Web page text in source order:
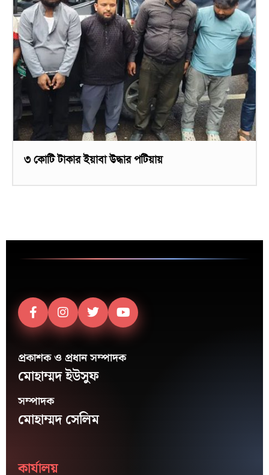
৩ কোটি টাকার ইয়াবা উদ্ধার পটিয়ায়
প্রকাশক ও প্রধান সম্পাদক
মোহাম্মদ ইউসুফ
সম্পাদক
মোহাম্মদ সেলিম
কার্যালয়